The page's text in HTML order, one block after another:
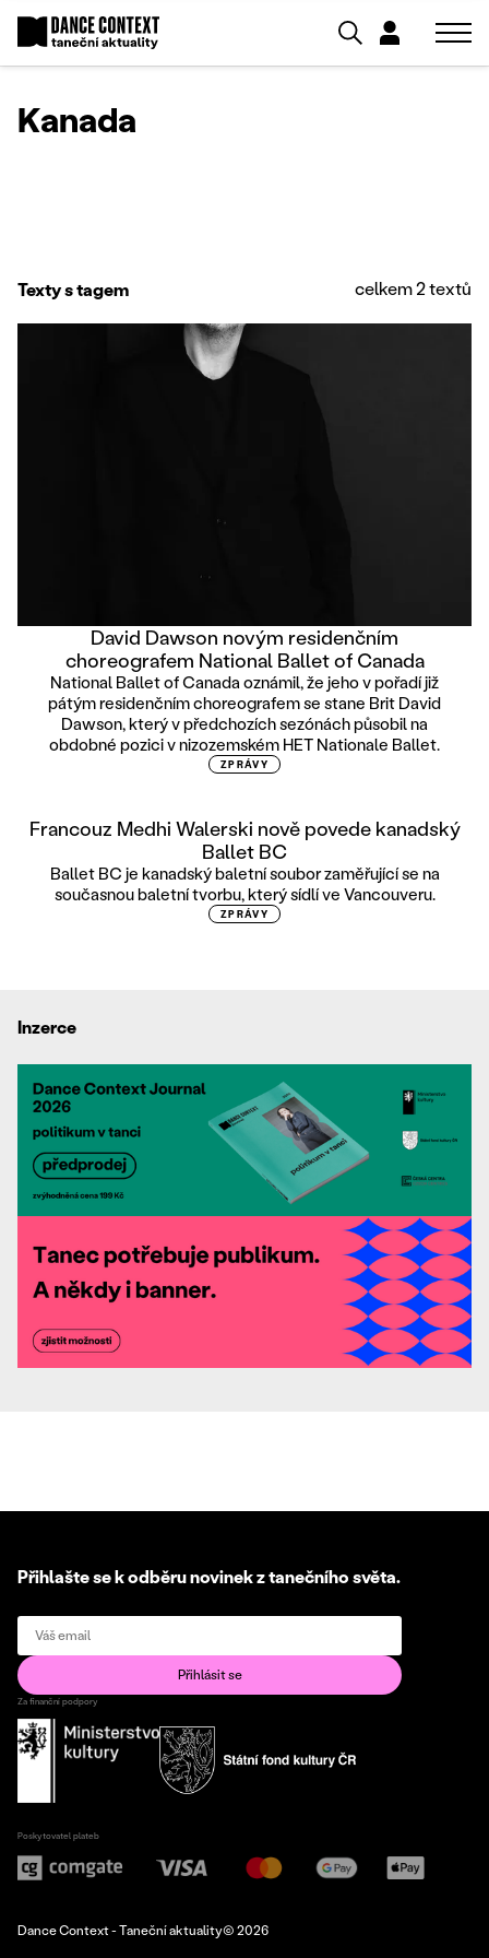
Kanada
Texty s tagem celkem 2 textů
David Dawson novým residenčním
choreografem National Ballet of Canada
National Ballet of Canada oznámil, že jeho v pořadí již
pátým residenčním choreografem se stane Brit David
Dawson, který v předchozích sezónách působil na
obdobné pozici v nizozemském HET Nationale Ballet.
ZPRÁVY
Francouz Medhi Walerski nově povede kanadský
Ballet BC
Ballet BC je kanadský baletní soubor zaměřující se na
současnou baletní tvorbu, který sídlí ve Vancouveru.
ZPRÁVY
Inzerce
Přihlašte se k odběru novinek z tanečního světa.
Za finanční podpory
Poskytovatel plateb
Dance Context - Taneční aktuality© 2026